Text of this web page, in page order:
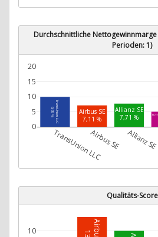
Durchschnittliche
Perioden: 1)
TransUnion LLC
9,95 % Airbus SE
7,11 %
Allianz SE
7,71 %
TransUnion LLCAirbus SE Allianz SE
0
5
10
15
20
Qualitäts-Score
13
10